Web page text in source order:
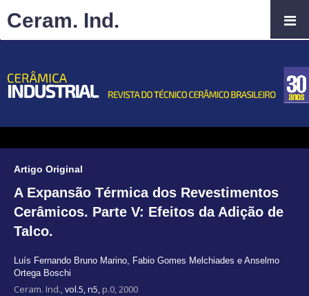
Artigo Original
A Expansão Térmica dos Revestimentos
Cerâmicos. Parte V: Efeitos da Adição de
Talco.
Luís Fernando Bruno Marino, Fabio Gomes Melchiades e Anselmo
Ortega Boschi
Ceram. Ind.,vol.5, n5, p.0, 2000
Ceram. Ind.